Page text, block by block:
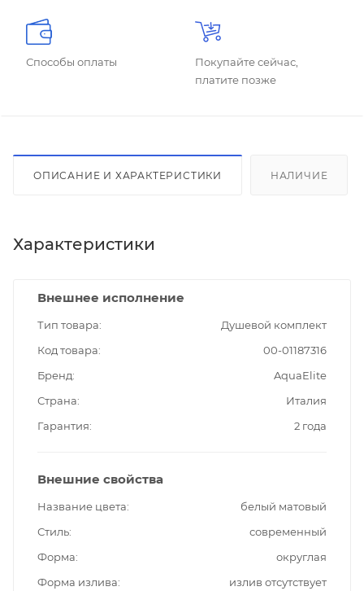
Способы оплаты
Покупайте сейчас,
платите позже
ОПИСАНИЕ И ХАРАКТЕРИСТИКИ НАЛИЧИЕ
Характеристики
Внешнее исполнение
Тип товара
Душевой комплект
Код товара
00-01187316
Бренд
AquaElite
Страна
Италия
Гарантия
2 года
Внешние свойства
Название цвета
белый матовый
Стиль
современный
Форма
округлая
Форма излива
излив отсутствует